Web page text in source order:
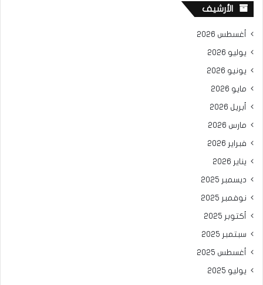
الأرشيف
أغسطس 2026
يوليو 2026
يونيو 2026
مايو 2026
أبريل 2026
مارس 2026
فبراير 2026
يناير 2026
ديسمبر 2025
نوفمبر 2025
أكتوبر 2025
سبتمبر 2025
أغسطس 2025
يوليو 2025